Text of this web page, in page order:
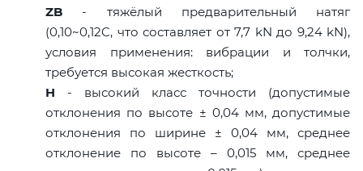
ZB - тяжёлый предварительный натяг
(0,10~0,12C, что составляет от 7,7 kN до 9,24 kN),
условия применения: вибрации и толчки,
требуется высокая жесткость;
H - высокий класс точности (допустимые
отклонения по высоте ± 0,04 мм, допустимые
отклонения по ширине ± 0,04 мм, среднее
отклонение по высоте – 0,015 мм, среднее